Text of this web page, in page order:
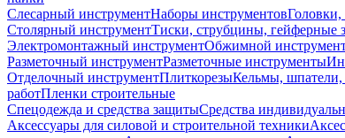
Слесарный инструментНаборы инструментов
Столярный инструментТиски, струбцины, гейферные
Электромонтажный инструментОбжимной
Разметочный инструментРазметочные инструменты
Отделочный инструментПлиткорезыКельмы, шпатели,
работПленки строительные
Спецодежда и средства защитыСредства
Аксессуары для силовой и строительной техники